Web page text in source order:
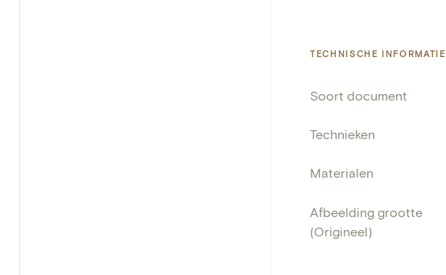
TECHNISCHE INFORMATIE
Soort document
Technieken
Materialen
Afbeelding grootte
(Origineel)